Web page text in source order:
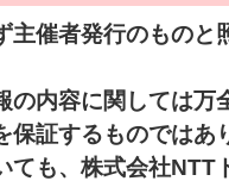
催者発行のものと
内容に関しては万
保証するものではあ
ても、株式会社NTT